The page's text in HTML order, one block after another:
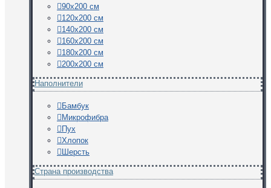
90х200 см
120х200 см
140х200 см
160х200 см
180х200 см
200х200 см
Наполнители
Бамбук
Микрофибра
Пух
Хлопок
Шерсть
Страна производства